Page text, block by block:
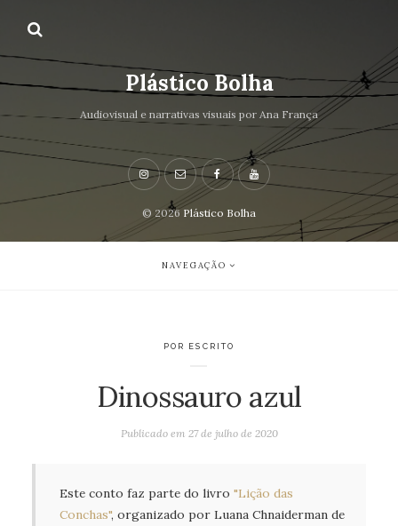
Plástico Bolha
Audiovisual e narrativas visuais por Ana França
© 2026Plástico Bolha
NAVEGAÇÃO
POR ESCRITO
Dinossauro azul
Publicado em 27 de julho de 2020
Este conto faz parte do livro
Conchas", organizado por Luana Chnaiderman de